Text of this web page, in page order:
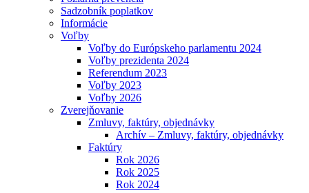
Sadzobník poplatkov
Informácie
Voľby
Voľby do Európskeho parlamentu 2024
Voľby prezidenta 2024
Referendum 2023
Voľby 2023
Voľby 2026
Zverejňovanie
Zmluvy, faktúry, objednávky
Archív – Zmluvy, faktúry, objednávky
Faktúry
Rok 2026
Rok 2025
Rok 2024